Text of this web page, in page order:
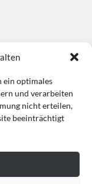
ein optimales
und verarbeiten
nicht erteilen,
beeinträchtigt
Datenschutz